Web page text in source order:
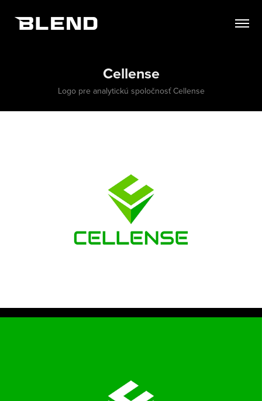
Cellense
Logo pre analytickú spoločnosť Cellense